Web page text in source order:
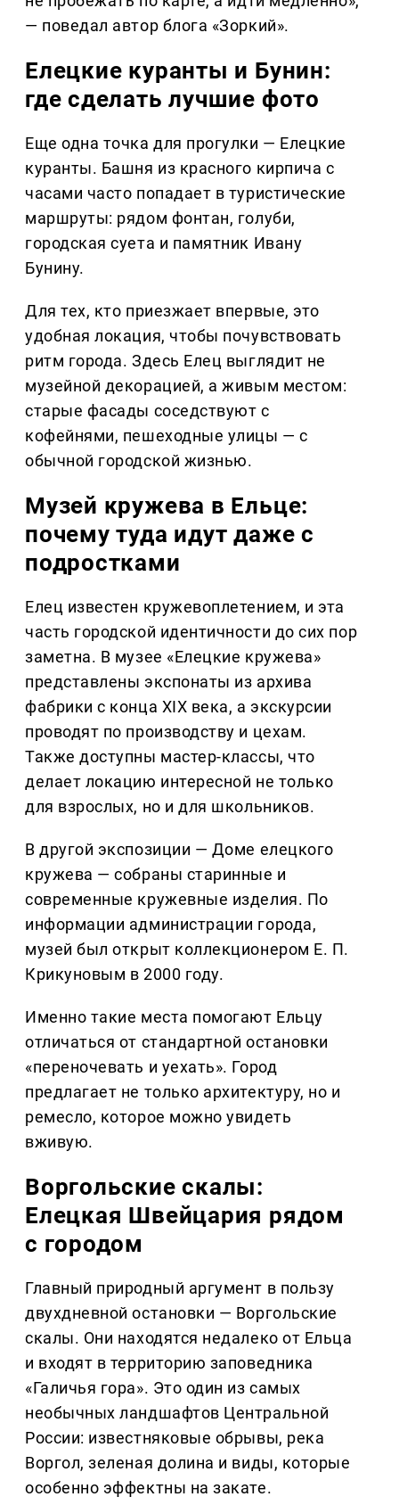
— поведал автор блога «Зоркий».
Елецкие куранты и Бунин:
где сделать лучшие фото
Еще одна точка для прогулки — Елецкие
куранты. Башня из красного кирпича с
часами часто попадает в туристические
маршруты: рядом фонтан, голуби,
городская суета и памятник Ивану
Бунину.
Для тех, кто приезжает впервые, это
удобная локация, чтобы почувствовать
ритм города. Здесь Елец выглядит не
музейной декорацией, а живым местом:
старые фасады соседствуют с
кофейнями, пешеходные улицы — с
обычной городской жизнью.
Музей кружева в Ельце:
почему туда идут даже с
подростками
Елец известен кружевоплетением, и эта
часть городской идентичности до сих пор
заметна. В музее «Елецкие кружева»
представлены экспонаты из архива
фабрики с конца XIX века, а экскурсии
проводят по производству и цехам.
Также доступны мастер-классы, что
делает локацию интересной не только
для взрослых, но и для школьников.
В другой экспозиции — Доме елецкого
кружева — собраны старинные и
современные кружевные изделия. По
информации администрации города,
музей был открыт коллекционером Е. П.
Крикуновым в 2000 году.
Именно такие места помогают Ельцу
отличаться от стандартной остановки
«переночевать и уехать». Город
предлагает не только архитектуру, но и
ремесло, которое можно увидеть
вживую.
Воргольские скалы:
Елецкая Швейцария рядом
с городом
Главный природный аргумент в пользу
двухдневной остановки — Воргольские
скалы. Они находятся недалеко от Ельца
и входят в территорию заповедника
«Галичья гора». Это один из самых
необычных ландшафтов Центральной
России: известняковые обрывы, река
Воргол, зеленая долина и виды, которые
особенно эффектны на закате.